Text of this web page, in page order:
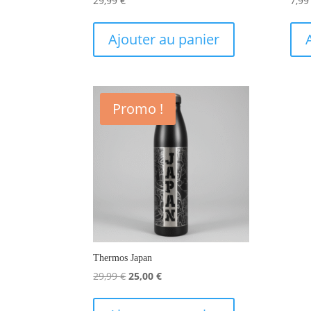
Ajouter au panier
Promo !
Thermos Japan
29,99€Le
25,00€Le